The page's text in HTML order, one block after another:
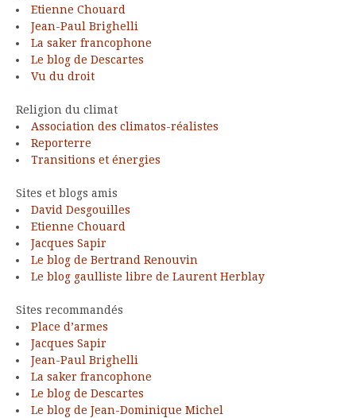
Etienne Chouard
Jean-Paul Brighelli
La saker francophone
Le blog de Descartes
Vu du droit
Religion du climat
Association des climatos-réalistes
Reporterre
Transitions et énergies
Sites et blogs amis
David Desgouilles
Etienne Chouard
Jacques Sapir
Le blog de Bertrand Renouvin
Le blog gaulliste libre de Laurent Herblay
Sites recommandés
Place d’armes
Jacques Sapir
Jean-Paul Brighelli
La saker francophone
Le blog de Descartes
Le blog de Jean-Dominique Michel